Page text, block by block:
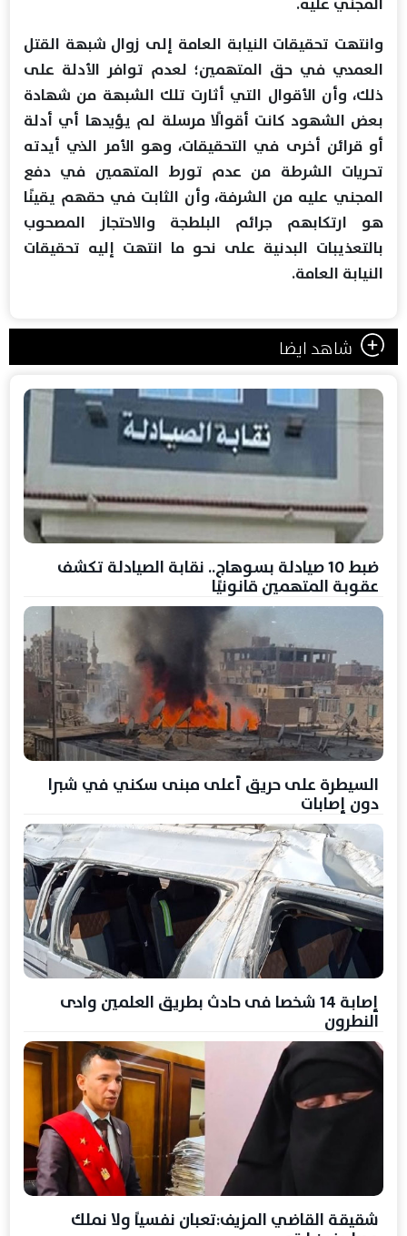
وانتهت تحقيقات النيابة العامة إلى زوال شبهة القتل
العمدي في حق المتهمين؛ لعدم توافر الأدلة على
ذلك، وأن الأقوال التي أثارت تلك الشبهة من شهادة
بعض الشهود كانت أقوالًا مرسلة لم يؤيدها أي أدلة
أو قرائن أخرى في التحقيقات، وهو الأمر الذي أيدته
تحريات الشرطة من عدم تورط المتهمين في دفع
المجني عليه من الشرفة، وأن الثابت في حقهم يقينًا
هو ارتكابهم جرائم البلطجة والاحتجاز المصحوب
بالتعذيبات البدنية على نحو ما انتهت إليه تحقيقات
النيابة العامة.
شاهد ايضا
ضبط 10 صيادلة بسوهاج.. نقابة الصيادلة تكشف
عقوبة المتهمين قانونيًا
السيطرة على حريق أعلى مبنى سكني في شبرا
دون إصابات
إصابة 14 شخصا فى حادث بطريق العلمين وادى
النطرون
شقيقة القاضي المزيف:تعبان نفسياً ولا نملك